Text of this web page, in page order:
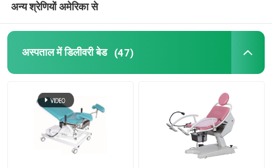
एडजस्टेबल बाथ सीट
अस्पताल के प्रतीक्षा क्षेत्र के अध्यक्ष
अन्य श्रेणियों अमेरिका से
अस्पताल में डिलीवरी बेड (47)